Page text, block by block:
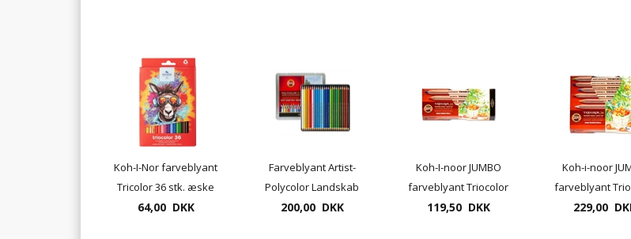
Koh-I-Nor farveblyant
Tricolor 36 stk. æske
UDSOLGT
64,00 DKK
Farveblyant Artist-
Polycolor Landskab
el. Portræt - 24 stk.
200,00 DKK
Koh-I-noor JUMBO
farveblyant Triocolor
NATUR, 12 pr. sæt
119,50 DKK
Koh-i-noor
farveblyant
Natur, Ø10mm,
229,00